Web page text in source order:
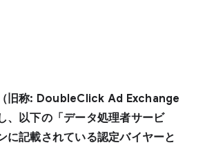
旧称: DoubleClick Ad Exchange
、以下の「データ処理者サービ
に記載されている認定バイヤーと